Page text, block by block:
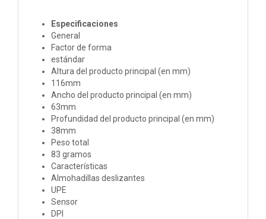
Especificaciones
General
Factor de forma
estándar
Altura del producto principal (en mm)
116mm
Ancho del producto principal (en mm)
63mm
Profundidad del producto principal (en mm)
38mm
Peso total
83 gramos
Características
Almohadillas deslizantes
UPE
Sensor
DPI